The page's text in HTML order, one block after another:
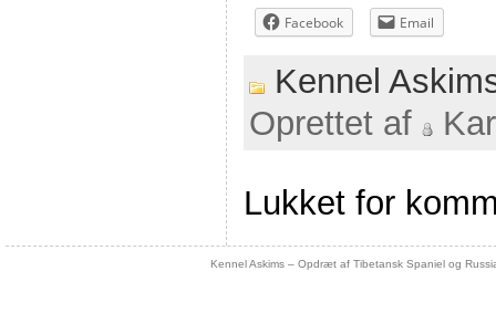
Facebook Email
Kennel
Oprettet af
Lukket for
Kennel Askims – Opdræt af Tibetansk Spaniel og